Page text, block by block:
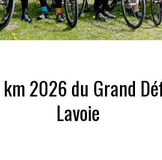
2026 du Grand
Lavoie